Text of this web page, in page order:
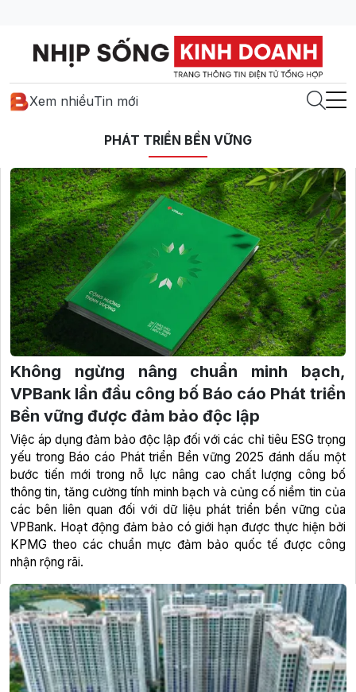
Xem nhiềuTin mới
PHÁT TRIỂN BỀN VỮNG
Không ngừng nâng chuẩn minh bạch,
VPBank lần đầu công bố Báo cáo Phát triển
Bền vững được đảm bảo độc lập
Việc áp dụng đảm bảo độc lập đối với các chỉ tiêu ESG trọng
yếu trong Báo cáo Phát triển Bền vững 2025 đánh dấu một
bước tiến mới trong nỗ lực nâng cao chất lượng công bố
thông tin, tăng cường tính minh bạch và củng cố niềm tin của
các bên liên quan đối với dữ liệu phát triển bền vững của
VPBank. Hoạt động đảm bảo có giới hạn được thực hiện bởi
KPMG theo các chuẩn mực đảm bảo quốc tế được công
nhận rộng rãi.